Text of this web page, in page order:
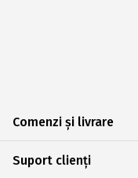
Comenzi și livrare
Suport clienți